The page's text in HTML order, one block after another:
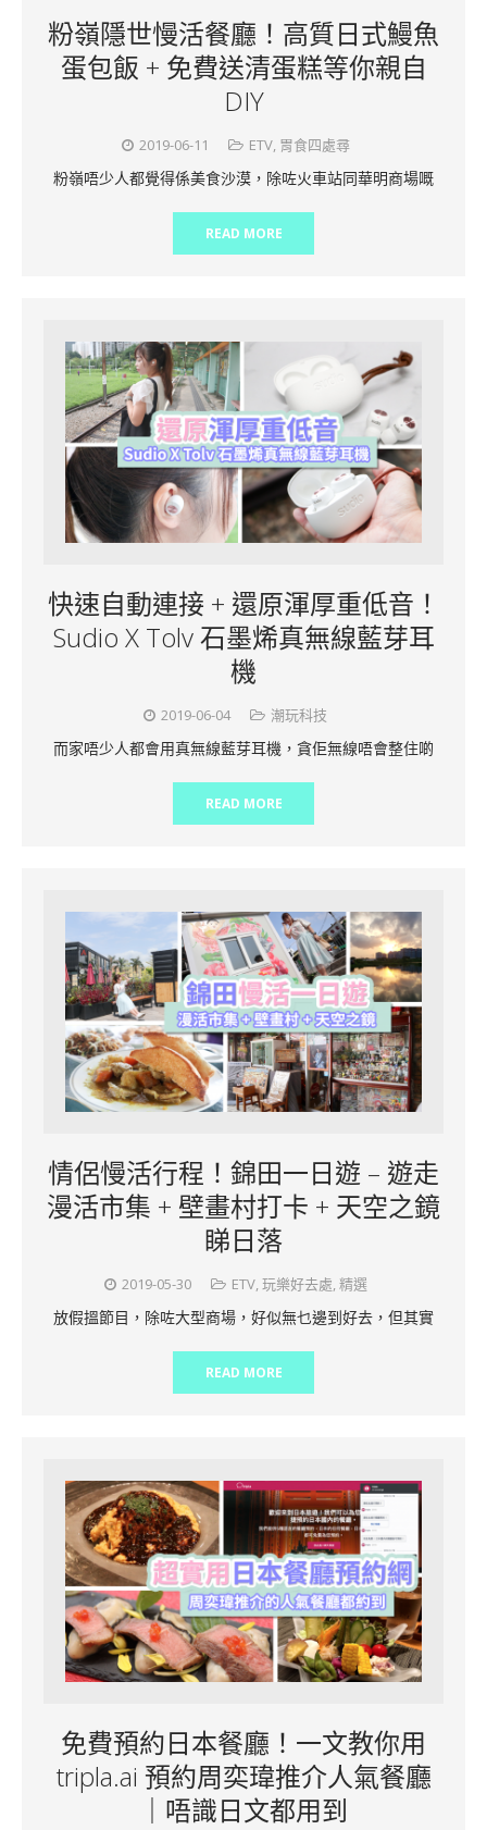
粉嶺隱世慢活餐廳！高質日式鰻魚
蛋包飯 + 免費送清蛋糕等你親自
DIY
2019-06-11 ETV, 胃食四處尋
粉嶺唔少人都覺得係美食沙漠，除咗火車站同華明商場嘅
READ MORE
快速自動連接 + 還原渾厚重低音！
Sudio X Tolv 石墨烯真無線藍芽耳
機
2019-06-04 潮玩科技
而家唔少人都會用真無線藍芽耳機，貪佢無線唔會整住啲
READ MORE
情侶慢活行程！錦田一日遊 – 遊走
漫活市集 + 壁畫村打卡 + 天空之鏡
睇日落
2019-05-30 ETV,玩樂好去處,精選
放假搵節目，除咗大型商場，好似無乜邊到好去，但其實
READ MORE
免費預約日本餐廳！一文教你用
tripla.ai 預約周奕瑋推介人氣餐廳
｜唔識日文都用到